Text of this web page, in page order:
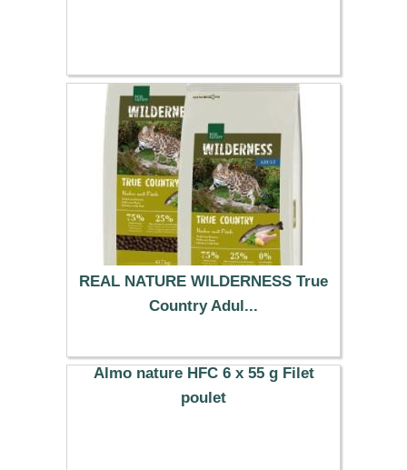
REAL NATURE WILDERNESS True
Country Adul...
152.86 €
Almo nature HFC 6 x 55 g Filet
poulet